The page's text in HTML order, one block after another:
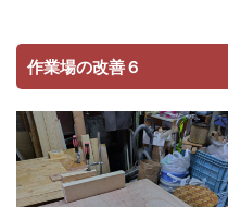
作業場の改善６